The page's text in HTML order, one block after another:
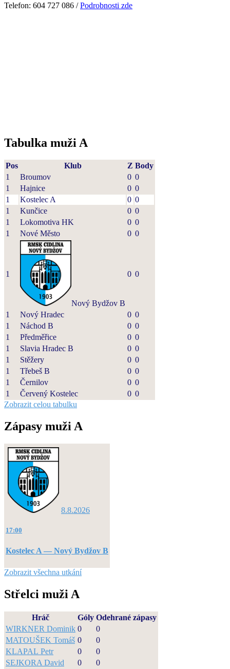
Telefon: 604 727 086 /Podrobnosti zde
Tabulka muži A
Pos Klub Z Body
1
Broumov 0 0
1
Hajnice 0 0
1
Kostelec A 0 0
1
Kunčice 0 0
1
Lokomotiva HK 0 0
1
Nové Město 0 0
1
Nový Bydžov B
0 0
1 Nový Hradec 0 0
1
Náchod B 0 0
1
Předměřice 0 0
1
Slavia Hradec B 0 0
1
Stěžery 0 0
1
Třebeš B 0 0
1
Černilov 0 0
1
Červený Kostelec 0 0
Zobrazit celou tabulku
Zápasy muži A
8.8.2026
17:00
Kostelec A — Nový Bydžov B
Zobrazit všechna utkání
Střelci muži A
Hráč Góly Odehrané zápasy
WIRKNER Dominik 0
0
MATOUŠEK Tomáš 0
0
KLAPAL Petr
0
0
SEJKORA David
0
0